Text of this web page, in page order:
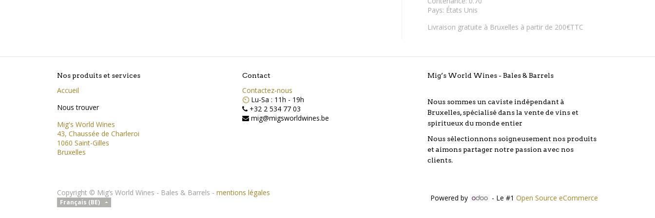
Pays: États Unis
Livraison gratuite à Bruxelles à partir de 200€TTC
Nos produits et services
Accueil
Nous trouver
Mig's World Wines
43, Chaussée de Charleroi
1060 Saint-Gilles
Bruxelles
Contact
Contactez-nous
⏲️ Lu-Sa : 11h - 19h
+32 2 534 77 03
mig@migsworldwines.be
Mig’s World Wines - Bales & Barrels
Nous sommes un caviste indépendant à
Bruxelles, spécialisé dans la vente de vins et
spiritueux du monde entier
Nous sélectionnons soigneusement nos produits
et aimons partager notre passion avec nos
clients.
Copyright © Mig’s World Wines - Bales & Barrels - mentions légales
Français (BE)
Powered by - Le #1 Open Source eCommerce